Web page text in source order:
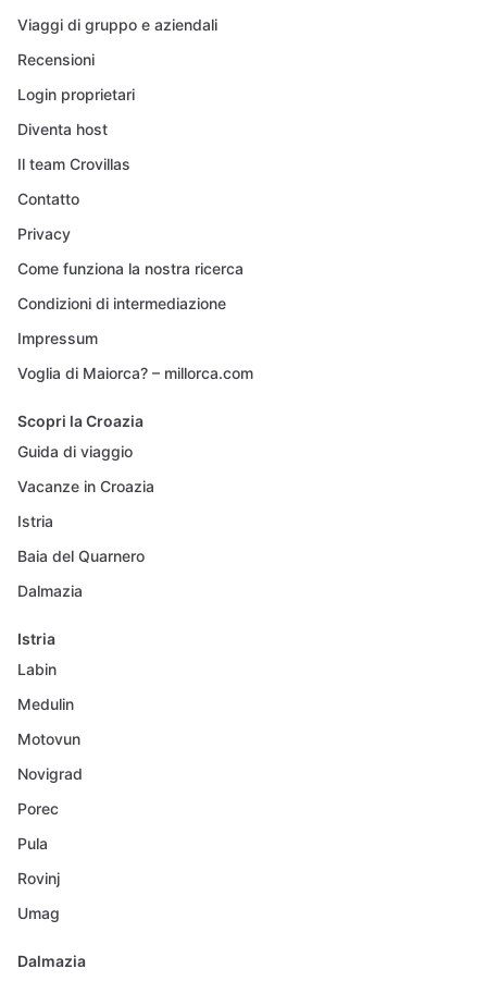
Viaggi di gruppo e aziendali
Recensioni
Login proprietari
Diventa host
Il team Crovillas
Contatto
Privacy
Come funziona la nostra ricerca
Condizioni di intermediazione
Impressum
Voglia di Maiorca? – millorca.com
Scopri la Croazia
Guida di viaggio
Vacanze in Croazia
Istria
Baia del Quarnero
Dalmazia
Istria
Labin
Medulin
Motovun
Novigrad
Porec
Pula
Rovinj
Umag
Dalmazia